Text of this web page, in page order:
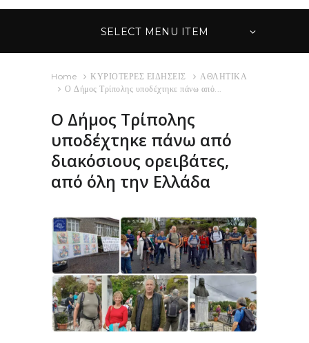
SELECT MENU ITEM
Home ΚΥΡΙΟΤΕΡΕΣ ΕΙΔΗΣΕΙΣ
ΑΘΛΗΤΙΚΑ
Ο Δήμος Τρίπολης υποδέχτηκε πάνω από...
Ο Δήμος Τρίπολης
υποδέχτηκε πάνω από
διακόσιους ορειβάτες,
από όλη την Ελλάδα